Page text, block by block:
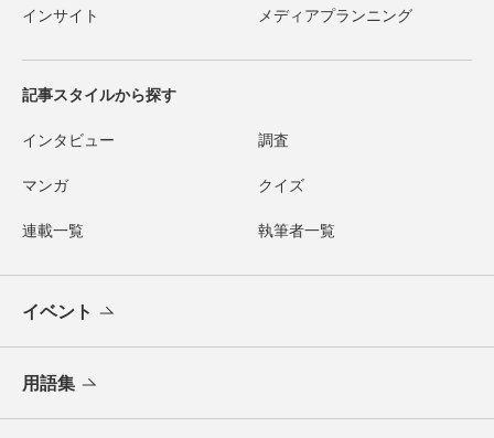
インサイト メディアプランニング
記事スタイルから探す
インタビュー 調査
マンガ クイズ
連載一覧 執筆者一覧
イベント
用語集